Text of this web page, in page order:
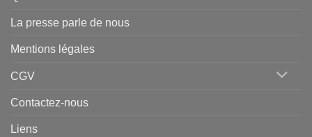
La presse parle de nous
Mentions légales
CGV
Contactez-nous
Liens